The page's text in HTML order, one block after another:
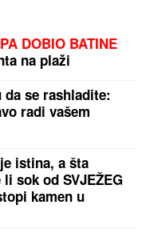
DOBIO BATINE
na plaži
da se rashladite:
radi vašem
istina, a šta
sok od SVJEŽEG
kamen u